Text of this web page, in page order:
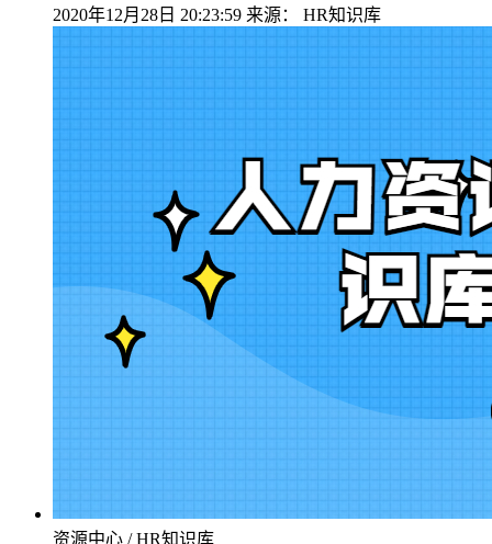
2020年12月28日 20:23:59 来源： HR知识库
资源中心 / HR知识库